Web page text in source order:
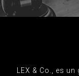
LEX & Co., es